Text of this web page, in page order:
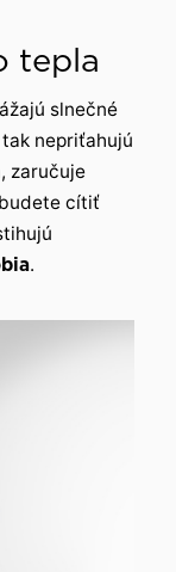
tepla
slnečné
nepriťahujú
zaručuje
cítiť
.